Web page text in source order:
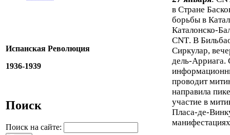
Испанская Революция
1936-1939
Поиск
Поиск на сайте:
в Стране
борьбы в
Каталонско-
CNT. В
Сиркулар,
дель-Арриага.
проводит
направила
участие в
Пласа-де-